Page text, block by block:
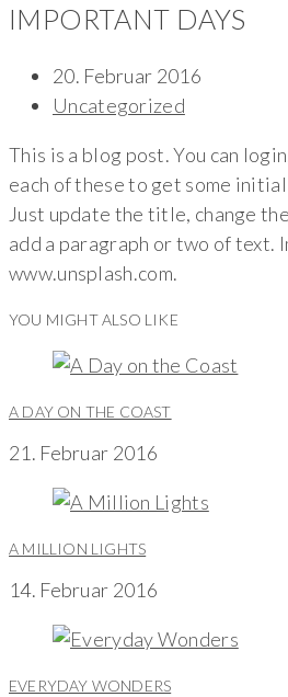
IMPORTANT DAYS
20. Februar 2016
Uncategorized
This is a blog post. You can
each of these to get some
Just update the title, change
add a paragraph or two of text.
www.unsplash.com.
YOU MIGHT ALSO LIKE
A DAY ON THE COAST
21. Februar 2016
A MILLION LIGHTS
14. Februar 2016
EVERYDAY WONDERS